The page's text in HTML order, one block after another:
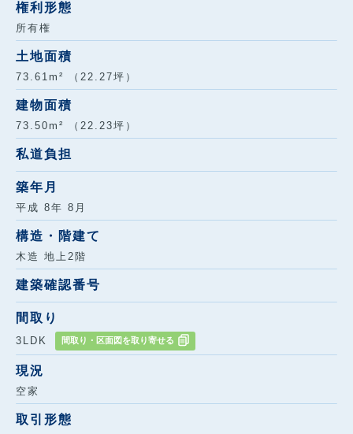
権利形態
所有権
土地面積
73.61m² （22.27坪）
建物面積
73.50m² （22.23坪）
私道負担
築年月
平成 8年 8月
構造・階建て
木造 地上2階
建築確認番号
間取り
3LDK 間取り・区面図を取り寄せる
現況
空家
取引形態